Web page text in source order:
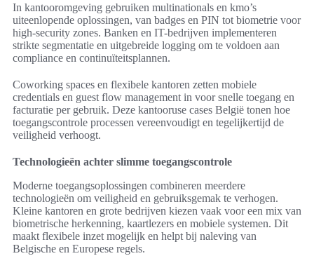
In kantooromgeving gebruiken multinationals en kmo’s
uiteenlopende oplossingen, van badges en PIN tot biometrie voor
high-security zones. Banken en IT-bedrijven implementeren
strikte segmentatie en uitgebreide logging om te voldoen aan
compliance en continuïteitsplannen.
Coworking spaces en flexibele kantoren zetten mobiele
credentials en guest flow management in voor snelle toegang en
facturatie per gebruik. Deze kantooruse cases België tonen hoe
toegangscontrole processen vereenvoudigt en tegelijkertijd de
veiligheid verhoogt.
Technologieën achter slimme toegangscontrole
Moderne toegangsoplossingen combineren meerdere
technologieën om veiligheid en gebruiksgemak te verhogen.
Kleine kantoren en grote bedrijven kiezen vaak voor een mix van
biometrische herkenning, kaartlezers en mobiele systemen. Dit
maakt flexibele inzet mogelijk en helpt bij naleving van
Belgische en Europese regels.